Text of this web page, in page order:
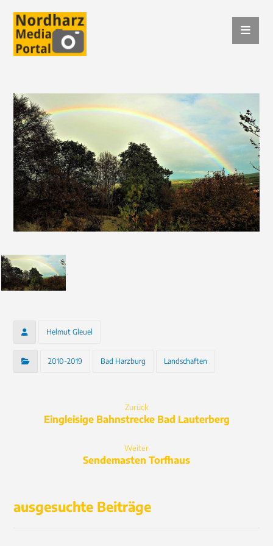
Helmut Gleuel
2010-2019 Bad Harzburg Landschaften
Zurück
Eingleisige Bahnstrecke Bad Lauterberg
Weiter
Sendemasten Torfhaus
ausgesuchte Beiträge